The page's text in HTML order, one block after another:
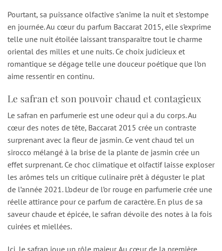
Pourtant, sa puissance olfactive s’anime la nuit et s’estompe
en journée. Au cœur du parfum Baccarat 2015, elle s’exprime
telle une nuit étoilée laissant transparaître tout le charme
oriental des milles et une nuits. Ce choix judicieux et
romantique se dégage telle une douceur poétique que l’on
aime ressentir en continu.
Le safran et son pouvoir chaud et contagieux
Le safran en parfumerie est une odeur qui a du corps. Au
cœur des notes de tête, Baccarat 2015 crée un contraste
surprenant avec la fleur de jasmin. Ce vent chaud tel un
sirocco mélangé à la brise de la plante de jasmin crée un
effet surprenant. Ce choc climatique et olfactif laisse exploser
les arômes tels un critique culinaire prêt à déguster le plat
de l’année 2021. L’odeur de l’or rouge en parfumerie crée une
réelle attirance pour ce parfum de caractère. En plus de sa
saveur chaude et épicée, le safran dévoile des notes à la fois
cuirées et miellées.
Ici, le safran joue un rôle majeur. Au cœur de la première